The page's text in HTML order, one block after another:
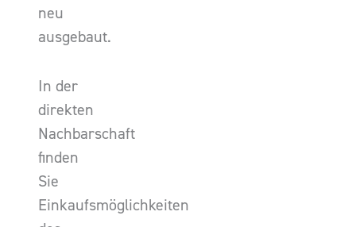
neu
ausgebaut.
In der
direkten
Nachbarschaft
finden
Sie
Einkaufsmöglichkeiten